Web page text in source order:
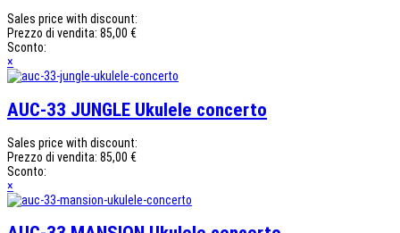
Sales price with discount:
Prezzo di vendita: 85,00 €
Sconto:
×
AUC-33 JUNGLE Ukulele concerto
Sales price with discount:
Prezzo di vendita: 85,00 €
Sconto:
×